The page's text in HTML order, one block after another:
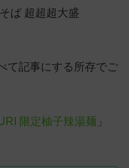
ば 超超超大盛
て記事にする所存でご
限定柚子辣湯麺 」